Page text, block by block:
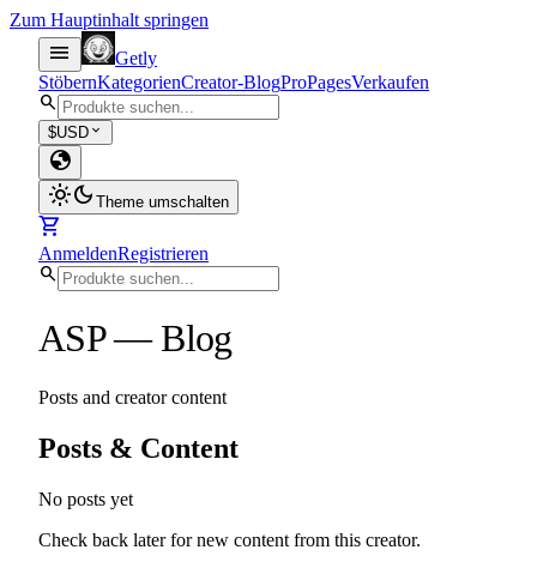
Zum Hauptinhalt springen
menu
Getly
StöbernKategorienCreator-BlogProPagesVerkaufen
search
$USD expand_more
globe
light_modedark_mode Theme umschalten
shopping_cart
AnmeldenRegistrieren
search
ASP—Blog
Posts and creator content
Posts & Content
No posts yet
Check back later for new content from this creator.